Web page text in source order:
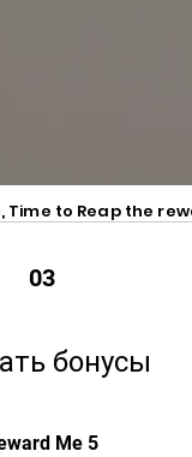
03
бонусы
Me 5
to Reap the